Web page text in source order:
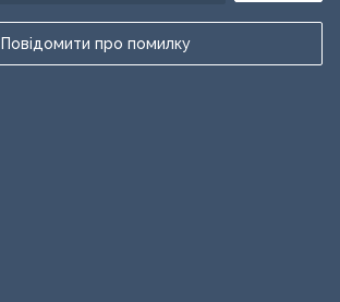
Повідомити про помилку